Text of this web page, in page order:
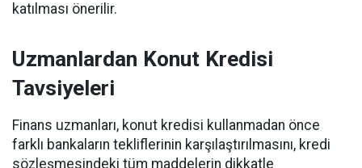
katılması önerilir.
Uzmanlardan Konut Kredisi
Tavsiyeleri
Finans uzmanları, konut kredisi kullanmadan önce
farklı bankaların tekliflerinin karşılaştırılmasını, kredi
sözleşmesindeki tüm maddelerin dikkatle